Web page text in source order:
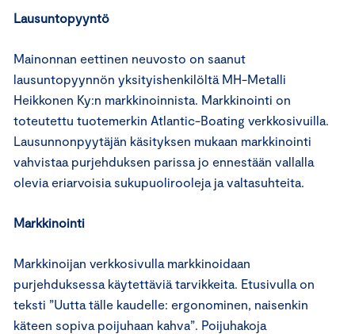
Lausuntopyyntö
Mainonnan eettinen neuvosto on saanut
lausuntopyynnön yksityishenkilöltä MH-Metalli
Heikkonen Ky:n markkinoinnista. Markkinointi on
toteutettu tuotemerkin Atlantic-Boating verkkosivuilla.
Lausunnonpyytäjän käsityksen mukaan markkinointi
vahvistaa purjehduksen parissa jo ennestään vallalla
olevia eriarvoisia sukupuolirooleja ja valtasuhteita.
Markkinointi
Markkinoijan verkkosivulla markkinoidaan
purjehduksessa käytettäviä tarvikkeita. Etusivulla on
teksti ”Uutta tälle kaudelle: ergonominen, naisenkin
käteen sopiva poijuhaan kahva”. Poijuhakoja